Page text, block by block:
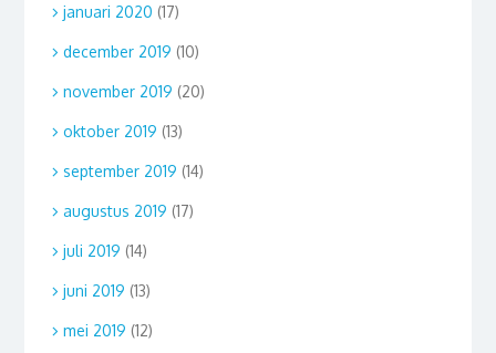
januari 2020 (17)
december 2019 (10)
november 2019 (20)
oktober 2019 (13)
september 2019 (14)
augustus 2019 (17)
juli 2019 (14)
juni 2019 (13)
mei 2019 (12)